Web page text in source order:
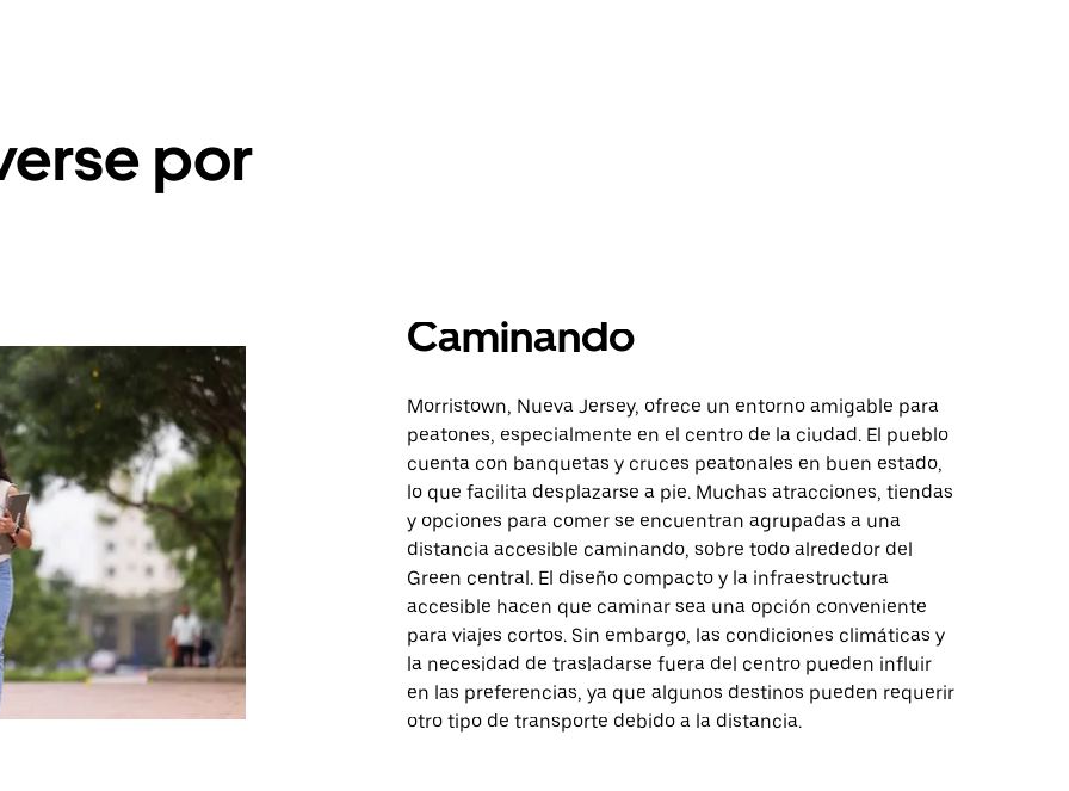
por
Caminando
Morristown, Nueva Jersey, ofrece un entorno amigable para
peatones, especialmente en el centro de la ciudad. El pueblo
cuenta con banquetas y cruces peatonales en buen estado,
lo que facilita desplazarse a pie. Muchas atracciones, tiendas
y opciones para comer se encuentran agrupadas a una
distancia accesible caminando, sobre todo alrededor del
Green central. El diseño compacto y la infraestructura
accesible hacen que caminar sea una opción conveniente
para viajes cortos. Sin embargo, las condiciones climáticas y
la necesidad de trasladarse fuera del centro pueden influir
en las preferencias, ya que algunos destinos pueden requerir
otro tipo de transporte debido a la distancia.